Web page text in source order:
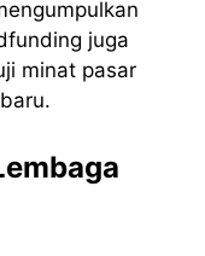
juga
minat pasar